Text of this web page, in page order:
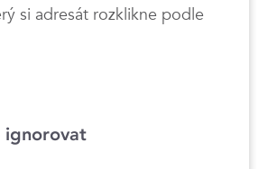
si adresát rozklikne podle
ignorovat